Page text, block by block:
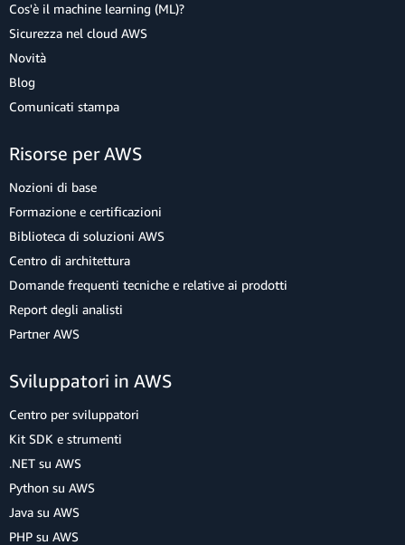
Cos'è il machine learning (ML)?
Sicurezza nel cloud AWS
Novità
Blog
Comunicati stampa
Risorse per AWS
Nozioni di base
Formazione e certificazioni
Biblioteca di soluzioni AWS
Centro di architettura
Domande frequenti tecniche e relative ai prodotti
Report degli analisti
Partner AWS
Sviluppatori in AWS
Centro per sviluppatori
Kit SDK e strumenti
.NET su AWS
Python su AWS
Java su AWS
PHP su AWS